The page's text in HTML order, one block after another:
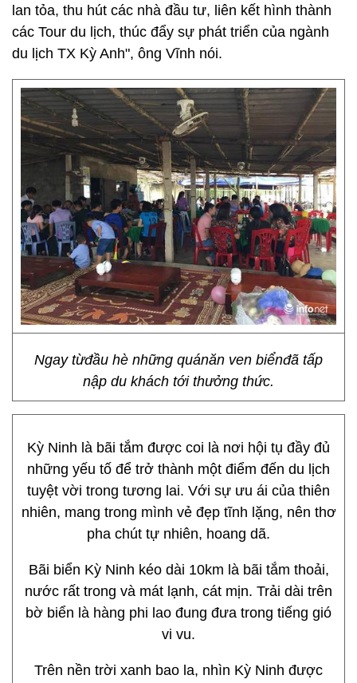
lan tỏa, thu hút các nhà đầu tư, liên kết hình thành
các Tour du lịch, thúc đẩy sự phát triển của ngành
du lịch TX Kỳ Anh", ông Vĩnh nói.
Ngay từđầu hè những quánăn ven biểnđã tấp
nập du khách tới thưởng thức.
Kỳ Ninh là bãi tắm được coi là nơi hội tụ đầy đủ
những yếu tố để trở thành một điểm đến du lịch
tuyệt vời trong tương lai. Với sự ưu ái của thiên
nhiên, mang trong mình vẻ đẹp tĩnh lặng, nên thơ
pha chút tự nhiên, hoang dã.
Bãi biển Kỳ Ninh kéo dài 10km là bãi tắm thoải,
nước rất trong và mát lạnh, cát mịn. Trải dài trên
bờ biển là hàng phi lao đung đưa trong tiếng gió
vi vu.
Trên nền trời xanh bao la, nhìn Kỳ Ninh được